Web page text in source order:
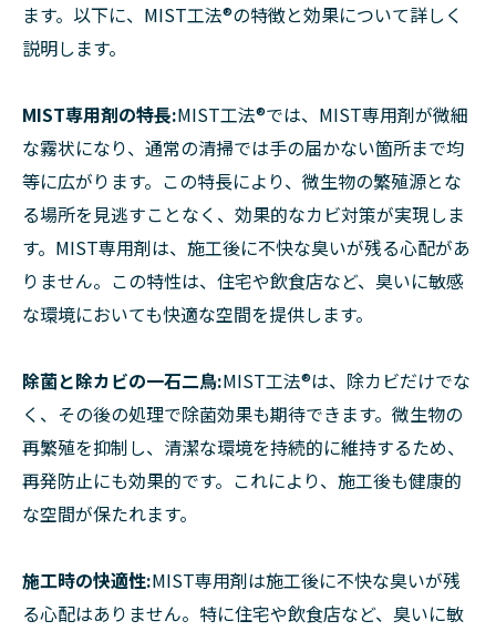
ます。以下に、MIST工法®の特徴と効果について詳しく
説明します。
MIST専用剤の特長:MIST工法®では、MIST専用剤が微細
な霧状になり、通常の清掃では手の届かない箇所まで均
等に広がります。この特長により、微生物の繁殖源とな
る場所を見逃すことなく、効果的なカビ対策が実現しま
す。MIST専用剤は、施工後に不快な臭いが残る心配があ
りません。この特性は、住宅や飲食店など、臭いに敏感
な環境においても快適な空間を提供します。
除菌と除カビの一石二鳥:MIST工法®は、除カビだけでな
く、その後の処理で除菌効果も期待できます。微生物の
再繁殖を抑制し、清潔な環境を持続的に維持するため、
再発防止にも効果的です。これにより、施工後も健康的
な空間が保たれます。
施工時の快適性:MIST専用剤は施工後に不快な臭いが残
る心配はありません。特に住宅や飲食店など、臭いに敏